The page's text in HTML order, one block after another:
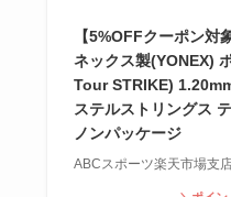
【5%OFFクーポン対
ネックス製(YONEX)
Tour STRIKE)
ステルストリングス
ノンパッケージ
ABCスポーツ楽天市場支